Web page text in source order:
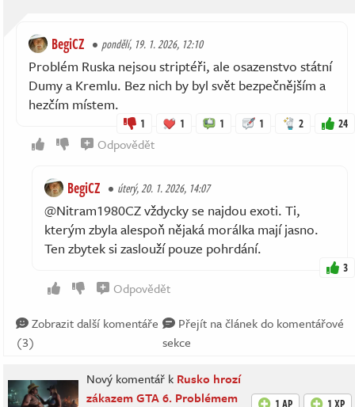
BegiCZ pondělí, 19. 1. 2026, 12:10
Problém Ruska nejsou striptéři, ale osazenstvo státní
Dumy a Kremlu. Bez nich by byl svět bezpečnějším a
hezčím místem.
1 1 1 1 2 24
Odpovědět
BegiCZ úterý, 20. 1. 2026, 14:07
@Nitram1980CZ vždycky se najdou exoti. Ti,
kterým zbyla alespoň nějaká morálka mají jasno.
Ten zbytek si zaslouží pouze pohrdání.
3
Odpovědět
Zobrazit další komentáře
(3)
Přejít na článek do komentářové
sekce
Nový komentář k Rusko hrozí
zákazem GTA 6. Problémem
1 AP 1 XP